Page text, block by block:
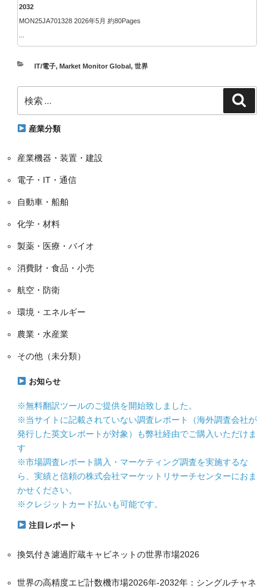
2032
MON25JA701328 2026年5月 約80Pages
カ
リ
IT/電子, Market Monitor Global, 世界
索:
産業分類
産業機器・装置・建設
電子・IT・通信
自動車・船舶
化学・材料
製薬・医療・バイオ
消費財・食品・小売
航空・防衛
環境・エネルギー
農業・水産業
その他（未分類）
お知らせ
※無料翻訳ツールのご提供を開始致しました。
※当サイトに記載されていない調査レポート（海外調査会社が
発行した英文レポートが対象）も弊社経由でご購入いただけま
す
※市場調査レポート購入・マーケティング調査を実施するな
ら、実績と信頼の株式会社マーケットリサーチセンターにおま
かせください。
※クレジットカード払いも可能です。
注目レポート
換気付き濾過貯蔵キャビネットの世界市場2026
世界の高精度エビ計数機市場2026年-2032年：シングルチャネ